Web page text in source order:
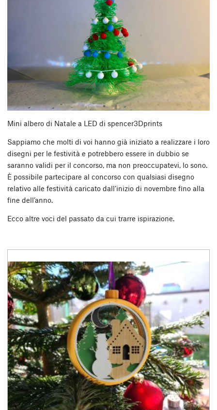
Mini albero di Natale a LED di spencer3Dprints
Sappiamo che molti di voi hanno già iniziato a realizzare i loro
disegni per le festività e potrebbero essere in dubbio se
saranno validi per il concorso, ma non preoccupatevi, lo sono.
È possibile partecipare al concorso con qualsiasi disegno
relativo alle festività caricato dall’inizio di novembre fino alla
fine dell’anno.
Ecco altre voci del passato da cui trarre ispirazione.